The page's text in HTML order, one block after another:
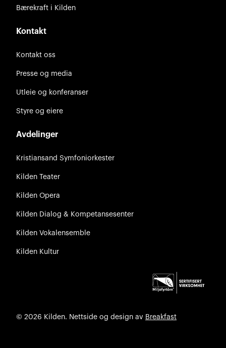
Bærekraft i Kilden
Kontakt
Kontakt oss
Presse og media
Utleie og konferanser
Styre og eiere
Avdelinger
Kristiansand Symfoniorkester
Kilden Teater
Kilden Opera
Kilden Dialog & Kompetansesenter
Kilden Vokalensemble
Kilden Kultur
© 2026 Kilden. Nettside og design av Breakfast